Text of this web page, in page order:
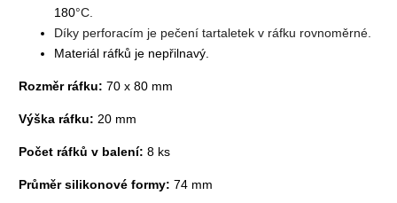
180°C.
Díky perforacím je pečení tartaletek v ráfku rovnoměrné.
Materiál ráfků je nepřilnavý.
Rozměr ráfku: 70 x 80 mm
Výška ráfku: 20 mm
Počet ráfků v balení: 8 ks
Průměr silikonové formy: 74 mm